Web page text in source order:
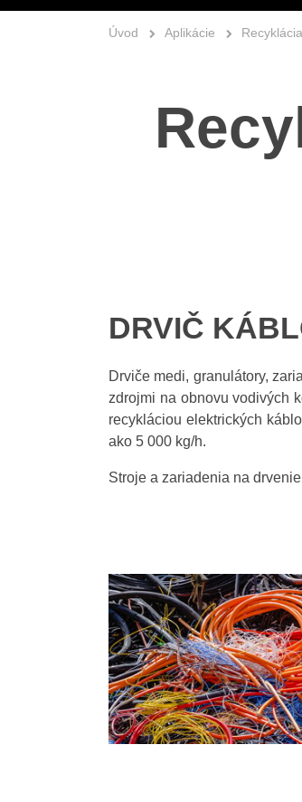
Úvod Aplikácie Recyklácia
DRVIČ
Drviče medi, granulátory,
zdrojmi na obnovu vodivých
recykláciou elektrických
ako 5 000 kg/h.
Stroje a zariadenia na